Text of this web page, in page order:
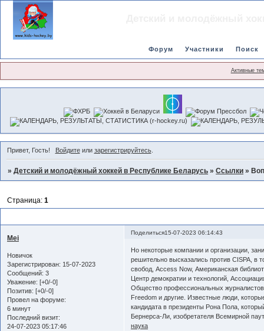
Форум Участники Поиск
Активные
Привет, Гость! Войдитеили зарегистрируйтесь.
»Детский и молодёжный хоккей в Республике Беларусь »Ссылки »
Страница:1
Поделиться15-07-2023 06:14:43
Mei
Новичок
Зарегистрирован: 15-07-2023
Сообщений: 3
Уважение: [+0/-0]
Позитив: [+0/-0]
Провел на форуме:
6 минут
Последний визит:
24-07-2023 05:17:46
Но некоторые компании и организации,
решительно высказались против CISPA, в
свобод, Access Now, Американская
Центр демократии и технологий,
Общество профессиональных
Freedom и другие. Известные люди,
кандидата в президенты Рона Пола,
Бернерса-Ли, изобретателя Всемирной
наука